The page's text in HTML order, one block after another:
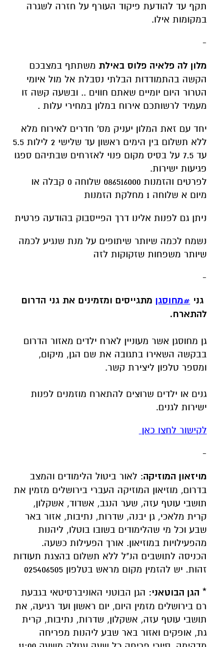
תקף עד להודעת פיקוד העורף על חזרה לשגרה
במקומות אילו.
-
מלון לה פלאיה פלוס באילת משתתף במצבכם
הקשה בהתמודדות הבלתי נסבלת אל מול איומי
הטרור היום יומיים שאתם חווים .. ובשעה קשה זו
מעמיד לרשותכם אירוח במלון במחירי עלות .
יחד עם זאת המלון יעניק מס' חדרים לאירוח מלא
ללא תשלום בין הימים ראשון עד שלישי 2 לילות 5.5
עד 7.5 על בסיס מקום פנוי לאזרחים שבתיהם ספגו
פגיעות ישירות.
לפרטים והזמנות 086516000 שלוחה 0 קבלה או
מיום א שלוחה 1 מחלקת הזמנות
ניתן גם לפנות אלינו דרך הפייסבוק בהודעה פרטית
נשמח לכמה שיותר שיתופים על מנת שנגיע לכמה
שיותר משפחות שזקוקות לזה
-
גני #מחוסגן מתגייסים ומזמינים את גני הדרום
להתארח.
גן מחוסגן אשר מעוניין לארח ילדים מאזור הדרום
בבקשה השאירו בתגובה את שם הגן, מיקום,
ומספר טלפון ליצירת קשר.
גנים או ילדים שרוצים להתארח מוזמנים לפנות
ישירות לגנים.
לקישור לחצו כאן
-
מויזאון המוזיקה: לאור ביטול הלימודים והמצב
בדרום, מוזיאון המוזיקה העברי בירושלים מזמין את
תושבי עוטף עזה, שער הנגב, אשדוד, אשקלון,
קרית מלאכי, גן יבנה, שדרות, נתיבות, אזור באר
שבע וכל מי שהלימודים בשובו בוטלו, ליהנות
מהפעילויות במוזיאון. אורך הפעילות כשעה.
הכניסה לתושבים הנ"ל ללא תשלום בהצגת תעודות
זהות. יש להזמין מקום מראש בטלפון 025406505
* הגן הבוטאני: הגן הבוטני האוניברסיטאי בגבעת
רם בירושלים מזמין היום, יום ראשון ועד רגיעה, את
תושבי עוטף עזה, אשקלון, שדרות, נתיבות, קרית
גת, אופקים ואזור באר שבע ליהנות מפריחה